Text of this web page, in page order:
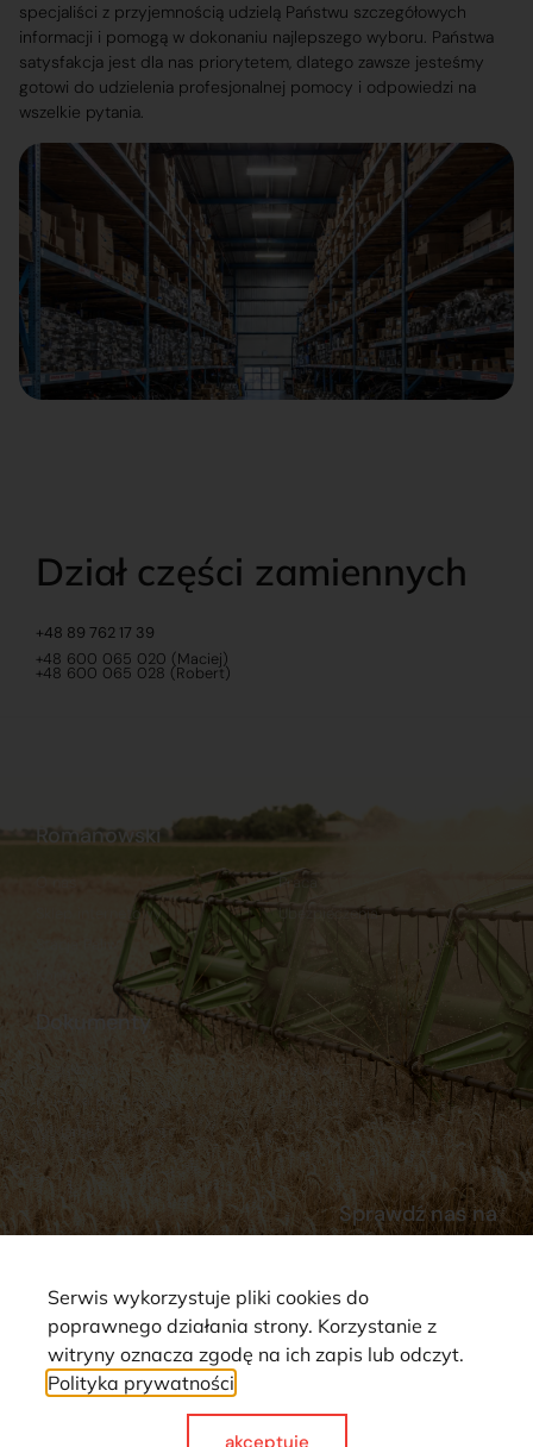
specjaliści z przyjemnością udzielą Państwu szczegółowych
informacji i pomogą w dokonaniu najlepszego wyboru. Państwa
satysfakcja jest dla nas priorytetem, dlatego zawsze jesteśmy
gotowi do udzielenia profesjonalnej pomocy i odpowiedzi na
wszelkie pytania.
Dział części zamiennych
+48 89 762 17 39
+48 600 065 020 (Maciej)
+48 600 065 028 (Robert)
Dokumenty
Regulamin
Polityka prywatności
Reklamacje i zwroty
Dostawy
Płatności
Romanowski
Sklep internetowy
Praca
Ubezpieczenia
Sprawdź nas na
Strona wykorzystuje pliki cookie. Wszystkie prawa zastrzeżone ©
Serwis wykorzystuje pliki cookies do
poprawnego działania strony. Korzystanie z
witryny oznacza zgodę na ich zapis lub odczyt.
Polityka prywatności
akceptuje